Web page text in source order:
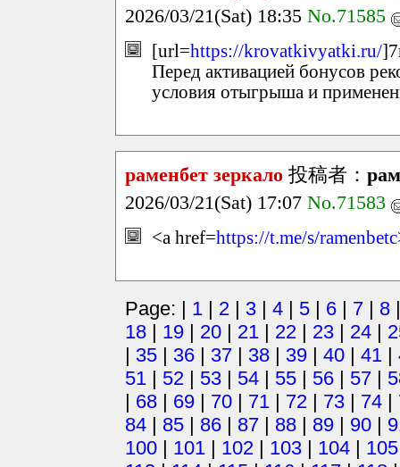
2026/03/21(Sat) 18:35 No.71585
[url=https://krovatkivyatki.ru/
Перед активацией бонусов
условия отыгрыша и
раменбет зеркало 投稿者：
2026/03/21(Sat) 17:07 No.71583
<a href=https://t.me/s/
Page: | 1 | 2 | 3 | 4 | 5 | 6 | 7 | 8
18 | 19 | 20 | 21 | 22 | 23 | 24 |
| 35 | 36 | 37 | 38 | 39 | 40 | 41 |
51 | 52 | 53 | 54 | 55 | 56 | 57 |
| 68 | 69 | 70 | 71 | 72 | 73 | 74 |
84 | 85 | 86 | 87 | 88 | 89 | 90 |
100 | 101 | 102 | 103 | 104 | 105